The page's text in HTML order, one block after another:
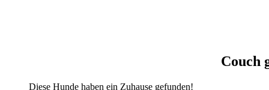
Couch
Diese Hunde haben ein Zuhause gefunden!